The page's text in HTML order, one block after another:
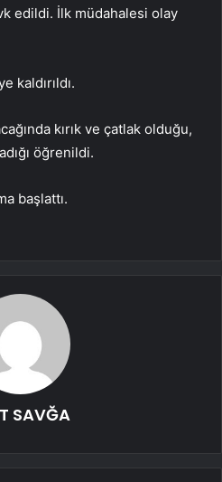
edildi. İlk müdahalesi olay
kaldırıldı.
kırık ve çatlak olduğu,
öğrenildi.
başlattı.
SAVĞA